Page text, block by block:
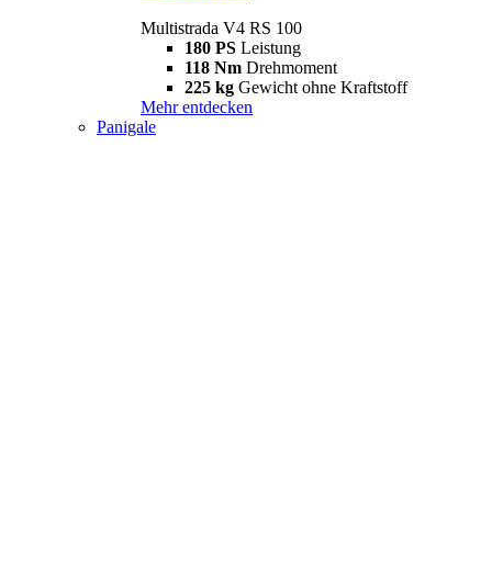
Multistrada V4 RS 100
180 PS Leistung
118 Nm Drehmoment
225 kg Gewicht ohne Kraftstoff
Mehr entdecken
Panigale